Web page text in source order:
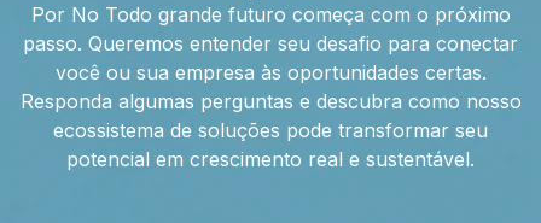
Por No Todo grande futuro começa com o próximo
passo. Queremos entender seu desafio para conectar
você ou sua empresa às oportunidades certas.
Responda algumas perguntas e descubra como nosso
ecossistema de soluções pode transformar seu
potencial em crescimento real e sustentável.